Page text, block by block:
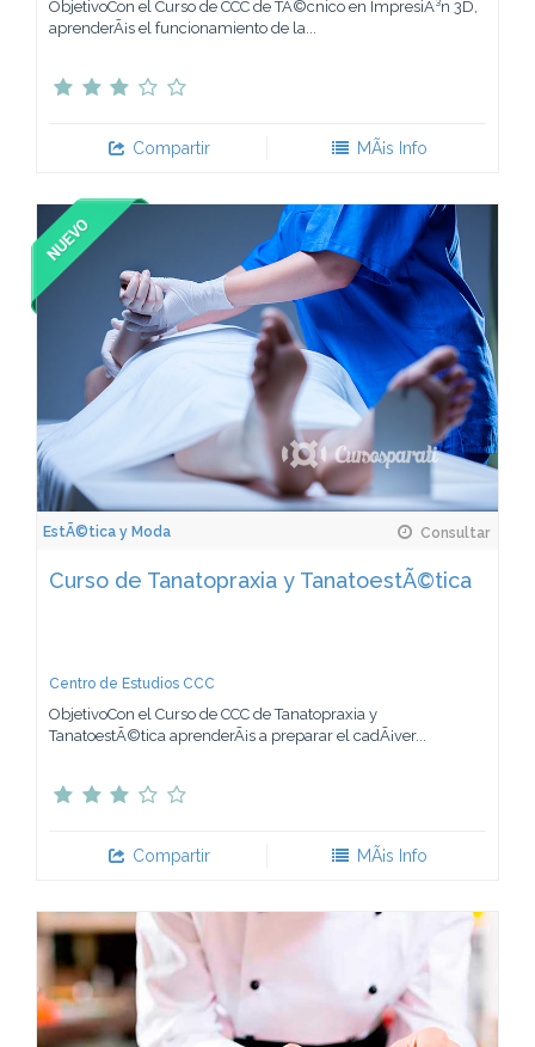
ObjetivoCon el Curso de CCC de TÃ©cnico en ImpresiÃ³n 3D,
aprenderÃ¡s el funcionamiento de la...
Compartir MÃ¡s Info
EstÃ©tica y Moda Consultar
Curso de Tanatopraxia y TanatoestÃ©tica
Centro de Estudios CCC
ObjetivoCon el Curso de CCC de Tanatopraxia y
TanatoestÃ©tica aprenderÃ¡s a preparar el cadÃ¡ver...
Compartir MÃ¡s Info